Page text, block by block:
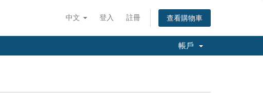
中文 登入 註冊 查看購物車
帳戶